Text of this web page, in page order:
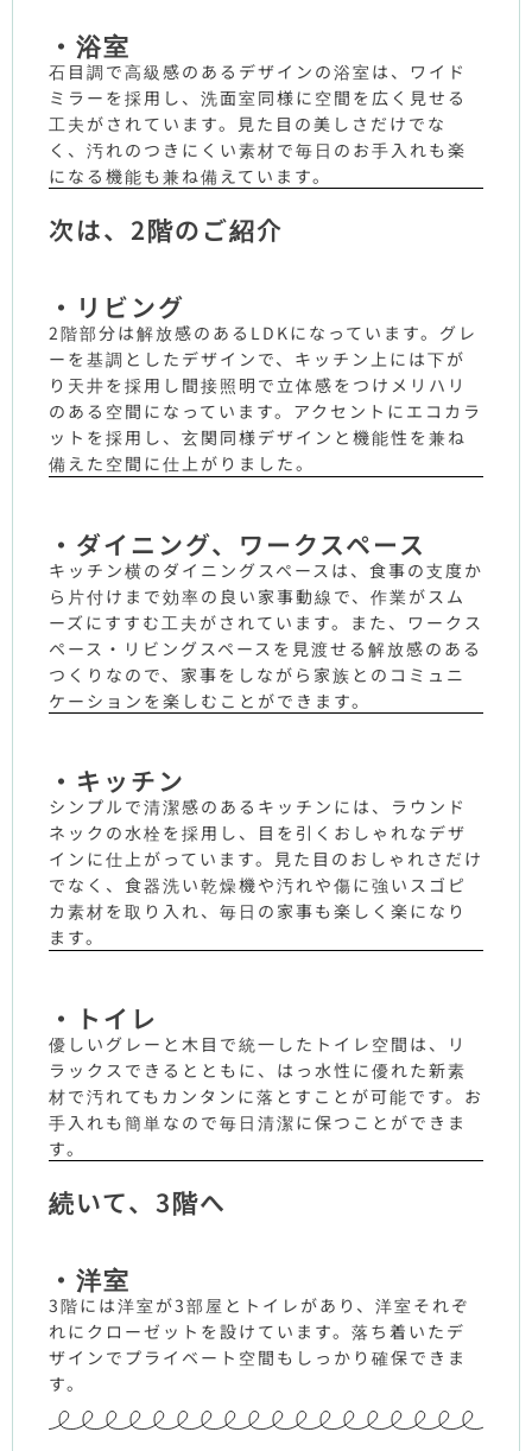
・浴室
石目調で高級感のあるデザインの浴室は、ワイド
ミラーを採用し、洗面室同様に空間を広く見せる
工夫がされています。見た目の美しさだけでな
く、汚れのつきにくい素材で毎日のお手入れも楽
になる機能も兼ね備えています。
次は、2階のご紹介
・リビング
2階部分は解放感のあるLDKになっています。グレ
ーを基調としたデザインで、キッチン上には下が
り天井を採用し間接照明で立体感をつけメリハリ
のある空間になっています。アクセントにエコカラ
ットを採用し、玄関同様デザインと機能性を兼ね
備えた空間に仕上がりました。
・ダイニング、ワークスペース
キッチン横のダイニングスペースは、食事の支度か
ら片付けまで効率の良い家事動線で、作業がスム
ーズにすすむ工夫がされています。また、ワークス
ペース・リビングスペースを見渡せる解放感のある
つくりなので、家事をしながら家族とのコミュニ
ケーションを楽しむことができます。
・キッチン
シンプルで清潔感のあるキッチンには、ラウンド
ネックの水栓を採用し、目を引くおしゃれなデザ
インに仕上がっています。見た目のおしゃれさだけ
でなく、食器洗い乾燥機や汚れや傷に強いスゴピ
カ素材を取り入れ、毎日の家事も楽しく楽になり
ます。
・トイレ
優しいグレーと木目で統一したトイレ空間は、リ
ラックスできるとともに、はっ水性に優れた新素
材で汚れてもカンタンに落とすことが可能です。お
手入れも簡単なので毎日清潔に保つことができま
す。
続いて、3階へ
・洋室
3階には洋室が3部屋とトイレがあり、洋室それぞ
れにクローゼットを設けています。落ち着いたデ
ザインでプライベート空間もしっかり確保できま
す。